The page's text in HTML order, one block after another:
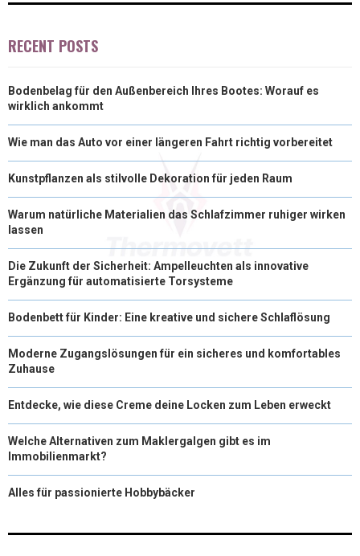
RECENT POSTS
Bodenbelag für den Außenbereich Ihres Bootes: Worauf es
wirklich ankommt
Wie man das Auto vor einer längeren Fahrt richtig vorbereitet
Kunstpflanzen als stilvolle Dekoration für jeden Raum
Warum natürliche Materialien das Schlafzimmer ruhiger wirken
lassen
Die Zukunft der Sicherheit: Ampelleuchten als innovative
Ergänzung für automatisierte Torsysteme
Bodenbett für Kinder: Eine kreative und sichere Schlaflösung
Moderne Zugangslösungen für ein sicheres und komfortables
Zuhause
Entdecke, wie diese Creme deine Locken zum Leben erweckt
Welche Alternativen zum Maklergalgen gibt es im
Immobilienmarkt?
Alles für passionierte Hobbybäcker